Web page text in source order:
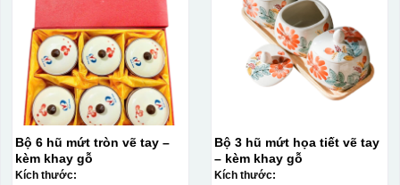
Bộ 6 hũ mứt tròn vẽ tay –
kèm khay gỗ
Kích thước:
Bộ 3 hũ mứt họa tiết vẽ tay
– kèm khay gỗ
Kích thước: